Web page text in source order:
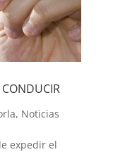
, Noticias
expedir el